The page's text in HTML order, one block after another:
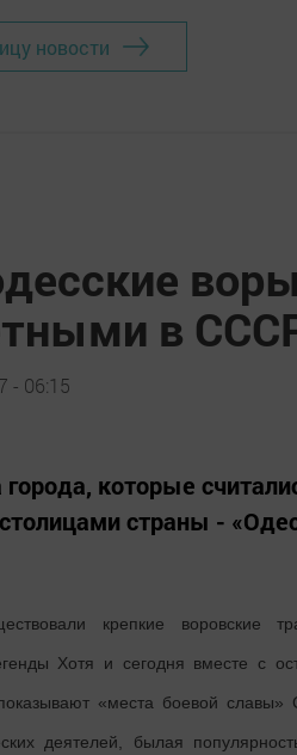
новости
в
- 06:15
которые
страны -
крепкие воровские
Хотя и сегодня вместе с
«места боевой
деятелей, былая